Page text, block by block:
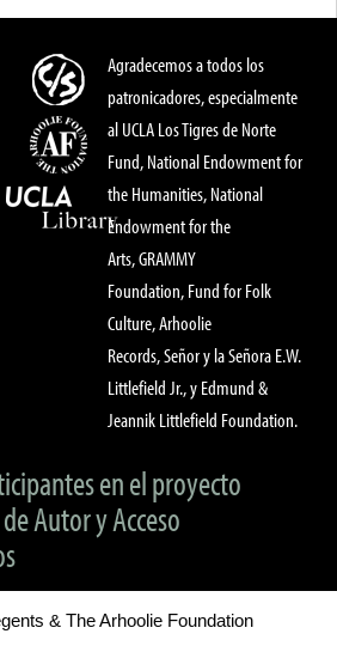
Agradecemos a todos los
patronicadores, especialmente
al UCLA Los Tigres de Norte
Fund, National Endowment for
the Humanities, National
Endowment for the
Arts, GRAMMY
Foundation, Fund for Folk
Culture, Arhoolie
Records, Señor y la Señora E.W.
Littlefield Jr., y Edmund &
Jeannik Littlefield Foundation.
en el proyecto
Autor y Acceso
& The Arhoolie Foundation